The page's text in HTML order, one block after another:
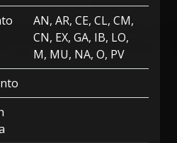
AN, AR, CE, CL, CM,
CN, EX, GA, IB, LO,
M, MU, NA, O, PV